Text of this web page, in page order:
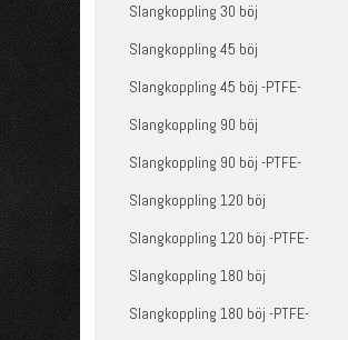
Slangkoppling 30 böj
Slangkoppling 45 böj
Slangkoppling 45 böj -PTFE-
Slangkoppling 90 böj
Slangkoppling 90 böj -PTFE-
Slangkoppling 120 böj
Slangkoppling 120 böj -PTFE-
Slangkoppling 180 böj
Slangkoppling 180 böj -PTFE-